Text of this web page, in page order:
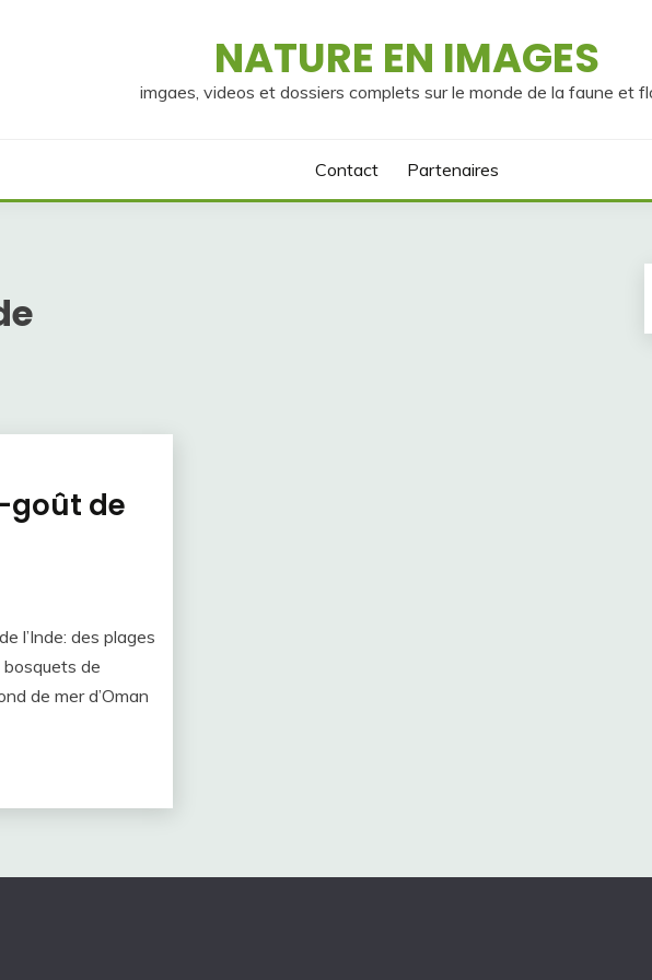
NATURE EN IMAGES
imgaes, videos et dossiers complets sur le monde de la faune et
Contact Partenaires
goût de
l’Inde: des plages
de
de mer d’Oman